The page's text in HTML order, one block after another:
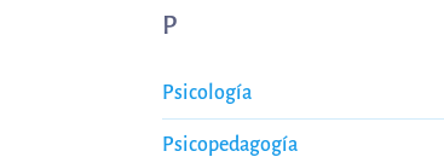
P
Psicología
Psicopedagogía